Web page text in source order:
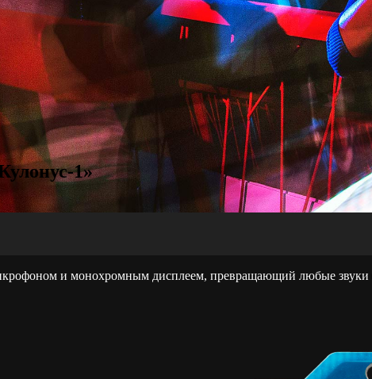
1»
и монохромным дисплеем, превращающий любые звуки